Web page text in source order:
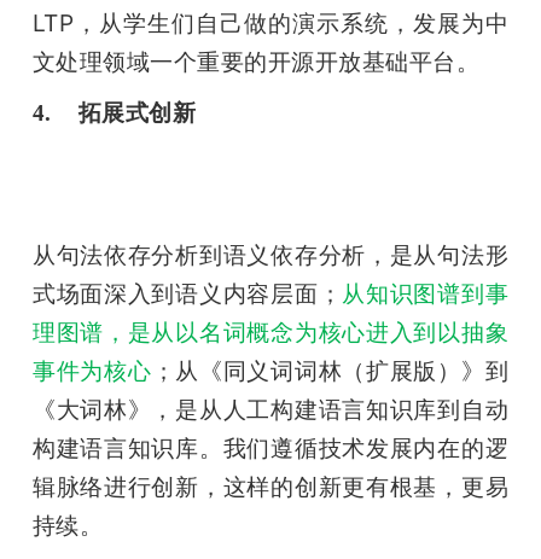
LTP，从学生们自己做的演示系统，发展为中
文处理领域一个重要的开源开放基础平台。
4.    拓展式创新
从句法依存分析到语义依存分析，是从句法形
式场面深入到语义内容层面； 从知识图谱到事
理图谱，是从以名词概念为核心进入到以抽象
事件为核心 ；从《同义词词林（扩展版）》到
《大词林》，是从人工构建语言知识库到自动
构建语言知识库。我们遵循技术发展内在的逻
辑脉络进行创新，这样的创新更有根基，更易
持续。